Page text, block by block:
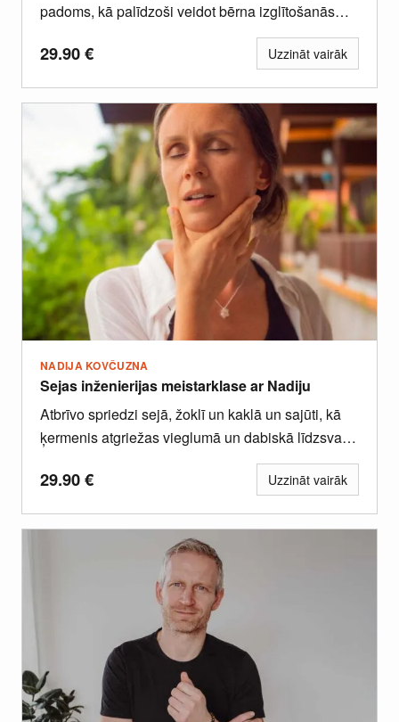
padoms, kā palīdzoši veidot bērna izglītošanās
29.90€ Uzzināt vairāk
NADIJA KOVČUZNA
Sejas inženierijas meistarklase ar Nadiju
Atbrīvo spriedzi sejā, žoklī un kaklā un sajūti, kā
ķermenis atgriežas vieglumā un dabiskā līdzsvarā.
29.90€ Uzzināt vairāk